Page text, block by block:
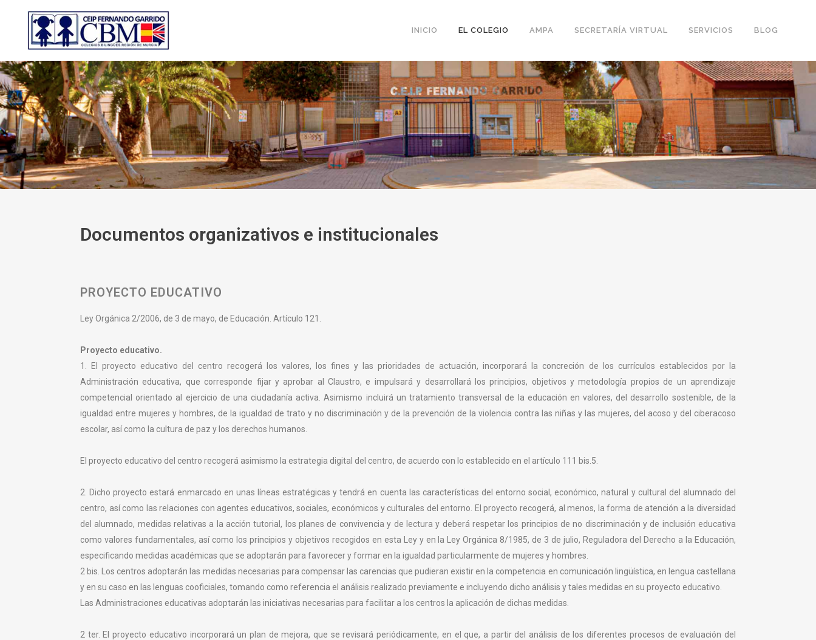
INICIO EL COLEGIO AMPA SECRETARÍA VIRTUAL SERVICIOS BLOG
Documentos organizativos e institucionales
PROYECTO EDUCATIVO
Ley Orgánica 2/2006, de 3 de mayo, de Educación. Artículo 121.
Proyecto educativo.
1. El proyecto educativo del centro recogerá los valores, los fines y las prioridades de actuación, incorporará la concreción de los currículos establecidos por la
Administración educativa, que corresponde fijar y aprobar al Claustro, e impulsará y desarrollará los principios, objetivos y metodología propios de un aprendizaje
competencial orientado al ejercicio de una ciudadanía activa. Asimismo incluirá un tratamiento transversal de la educación en valores, del desarrollo sostenible, de la
igualdad entre mujeres y hombres, de la igualdad de trato y no discriminación y de la prevención de la violencia contra las niñas y las mujeres, del acoso y del ciberacoso
escolar, así como la cultura de paz y los derechos humanos.
El proyecto educativo del centro recogerá asimismo la estrategia digital del centro, de acuerdo con lo establecido en el artículo 111 bis.5.
2. Dicho proyecto estará enmarcado en unas líneas estratégicas y tendrá en cuenta las características del entorno social, económico, natural y cultural del alumnado del
centro, así como las relaciones con agentes educativos, sociales, económicos y culturales del entorno. El proyecto recogerá, al menos, la forma de atención a la diversidad
del alumnado, medidas relativas a la acción tutorial, los planes de convivencia y de lectura y deberá respetar los principios de no discriminación y de inclusión educativa
como valores fundamentales, así como los principios y objetivos recogidos en esta Ley y en la Ley Orgánica 8/1985, de 3 de julio, Reguladora del Derecho a la Educación,
especificando medidas académicas que se adoptarán para favorecer y formar en la igualdad particularmente de mujeres y hombres.
2 bis. Los centros adoptarán las medidas necesarias para compensar las carencias que pudieran existir en la competencia en comunicación lingüística, en lengua castellana
y en su caso en las lenguas cooficiales, tomando como referencia el análisis realizado previamente e incluyendo dicho análisis y tales medidas en su proyecto educativo.
Las Administraciones educativas adoptarán las iniciativas necesarias para facilitar a los centros la aplicación de dichas medidas.
2 ter. El proyecto educativo incorporará un plan de mejora, que se revisará periódicamente, en el que, a partir del análisis de los diferentes procesos de evaluación del